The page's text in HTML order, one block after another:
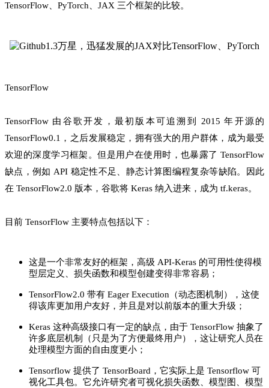
TensorFlow、PyTorch、JAX 三个框架的比较。
TensorFlow
TensorFlow 由谷歌开发，最初版本可追溯到 2015 年开源的
TensorFlow0.1，之后发展稳定，拥有强大的用户群体，成为最受
欢迎的深度学习框架。但是用户在使用时，也暴露了 TensorFlow
缺点，例如 API 稳定性不足、静态计算图编程复杂等缺陷。因此
在 TensorFlow2.0 版本，谷歌将 Keras 纳入进来，成为 tf.keras。
目前 TensorFlow 主要特点包括以下：
这是一个非常友好的框架，高级 API-Keras 的可用性使得模
型层定义、损失函数和模型创建变得非常容易；
TensorFlow2.0 带有 Eager Execution（动态图机制），这使
得该库更加用户友好，并且是对以前版本的重大升级；
Keras 这种高级接口有一定的缺点，由于 TensorFlow 抽象了
许多底层机制（只是为了方便最终用户），这让研究人员在
处理模型方面的自由度更小；
Tensorflow 提供了 TensorBoard，它实际上是 Tensorflow 可
视化工具包。它允许研究者可视化损失函数、模型图、模型